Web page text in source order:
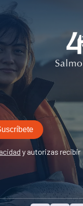
y autorizas recibir